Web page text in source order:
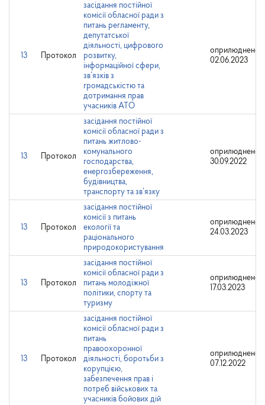
13 Протокол
засідання постійної
комісії обласної ради з
питань регламенту,
депутатської
діяльності, цифрового
розвитку,
інформаційної сфери,
зв’язків з
громадськістю та
дотримання прав
учасників АТО
оприлюднено:
02.06.2023
13 Протокол
засідання постійної
комісії обласної ради з
питань житлово-
комунального
господарства,
енергозбереження,
будівництва,
транспорту та зв’язку
оприлюднено:
30.09.2022
13 Протокол
засідання постійної
комісії з питань
екології та
раціонального
природокористування
оприлюднено:
24.03.2023
13 Протокол
засідання постійної
комісії обласної ради з
питань молодіжної
політики, спорту та
туризму
оприлюднено:
17.03.2023
13 Протокол
засідання постійної
комісії обласної ради з
питань
правоохоронної
діяльності, боротьби з
корупцією,
забезпечення прав і
потреб військових та
учасників бойових дій
оприлюднено:
07.12.2022